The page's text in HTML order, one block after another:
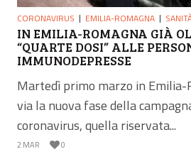
CORONAVIRUS EMILIA-ROMAGNA
IN EMILIA-ROMAGNA GIÀ
“QUARTE DOSI” ALLE
IMMUNODEPRESSE
Martedì primo marzo in Emilia-
via la nuova fase della
coronavirus, quella riservata...
2 MAR 0